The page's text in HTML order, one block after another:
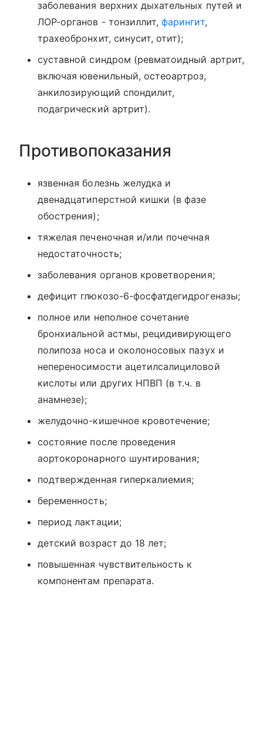
заболевания верхних дыхательных путей и
ЛОР-органов - тонзиллит,фарингит,
трахеобронхит, синусит, отит);
суставной синдром (ревматоидный артрит,
включая ювенильный, остеоартроз,
анкилозирующий спондилит,
подагрический артрит).
Противопоказания
язвенная болезнь желудка и
двенадцатиперстной кишки (в фазе
обострения);
тяжелая печеночная и/или почечная
недостаточность;
заболевания органов кроветворения;
дефицит глюкозо-6-фосфатдегидрогеназы;
полное или неполное сочетание
бронхиальной астмы, рецидивирующего
полипоза носа и околоносовых пазух и
непереносимости ацетилсалициловой
кислоты или других НПВП (в т.ч. в
анамнезе);
желудочно-кишечное кровотечение;
состояние после проведения
аортокоронарного шунтирования;
подтвержденная гиперкалиемия;
беременность;
период лактации;
детский возраст до 18 лет;
повышенная чувствительность к
компонентам препарата.